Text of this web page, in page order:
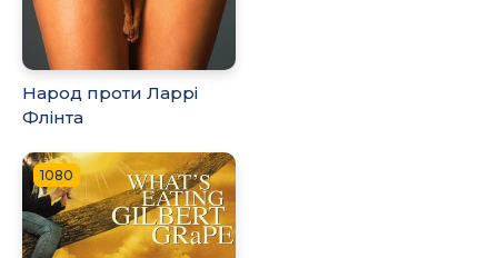
Народ проти Ларрі
Флінта
1080